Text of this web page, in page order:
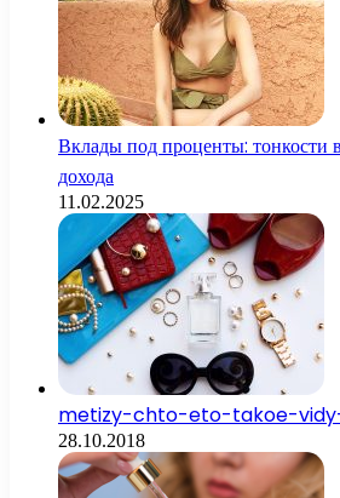
Вклады под проценты: тонкости
дохода
11.02.2025
metizy-chto-eto-takoe-
28.10.2018